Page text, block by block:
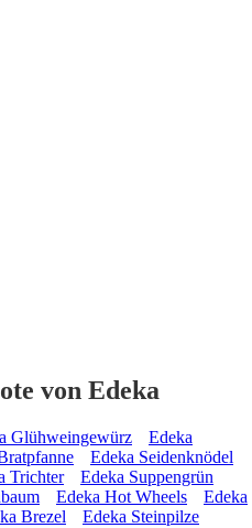
von Edeka
Glühweingewürz
Edeka
Edeka Seidenknödel
Trichter
Edeka Suppengrün
Edeka Hot Wheels
Edeka
Brezel Edeka Steinpilze